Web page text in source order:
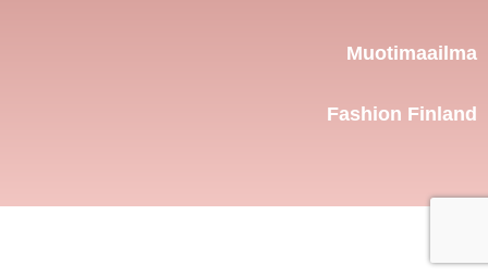
Muotimaailma
Fashion Finland